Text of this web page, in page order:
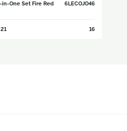
in-One Set Fire Red 6LECOJO46
21 16